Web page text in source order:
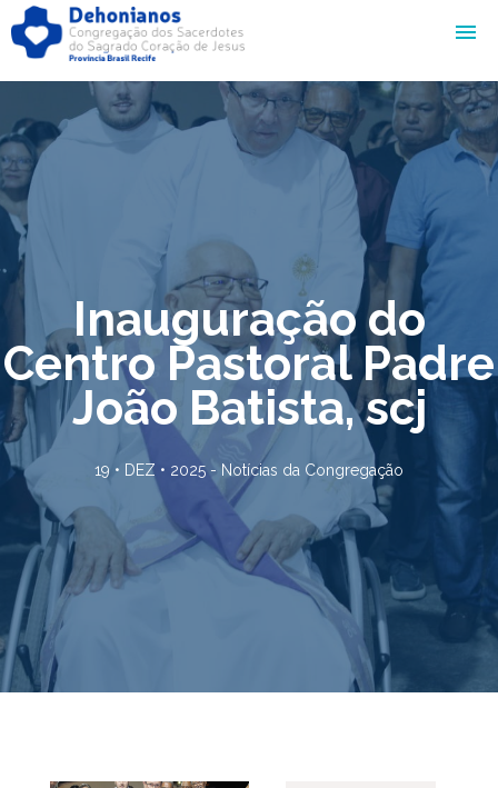
Inauguração do
Centro Pastoral Padre
João Batista, scj
19 • DEZ • 2025 - Notícias da Congregação